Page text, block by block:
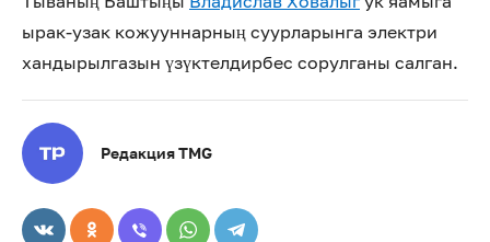
ырак-узак кожууннарның суурларынга электри
хандырылгазын үзүктелдирбес сорулганы салган.
Редакция TMG